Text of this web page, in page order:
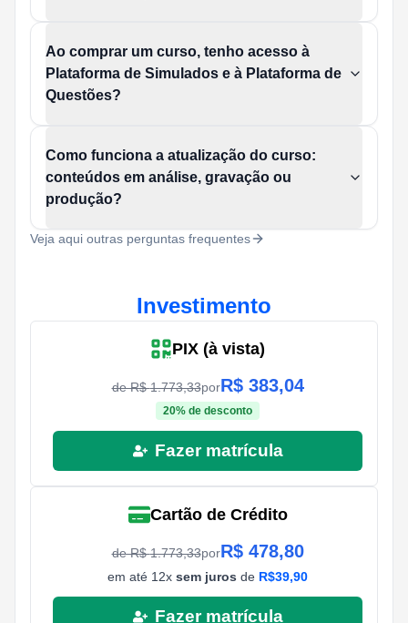
Ao comprar um curso, tenho acesso à
Plataforma de Simulados e à Plataforma de
Questões?
Como funciona a atualização do curso:
conteúdos em análise, gravação ou
produção?
Veja aqui outras perguntas frequentes
Investimento
PIX (à vista)
de R$1.773,33porR$ 383,04
20% de desconto
Fazer matrícula
Cartão de Crédito
de R$1.773,33porR$ 478,80
em até 12x sem juros de R$39,90
Fazer matrícula